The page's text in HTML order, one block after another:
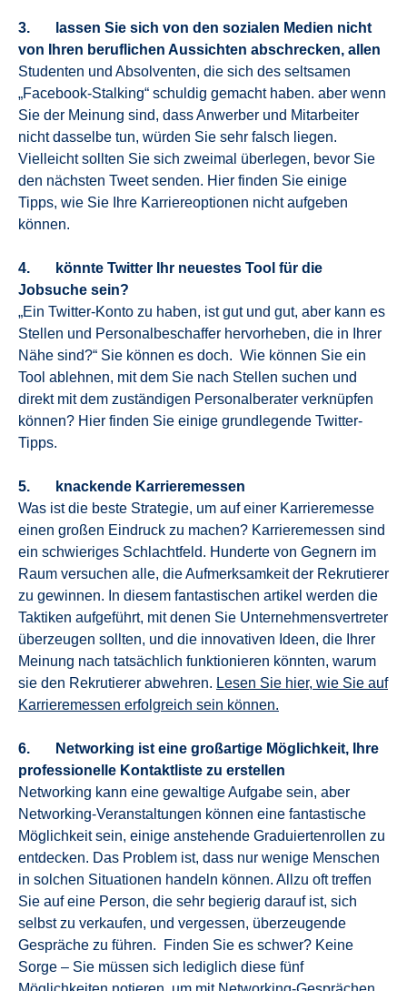
3. lassen Sie sich von den sozialen Medien nicht
von Ihren beruflichen Aussichten abschrecken, allen
Studenten und Absolventen, die sich des seltsamen
„Facebook-Stalking“ schuldig gemacht haben. aber wenn
Sie der Meinung sind, dass Anwerber und Mitarbeiter
nicht dasselbe tun, würden Sie sehr falsch liegen.
Vielleicht sollten Sie sich zweimal überlegen, bevor Sie
den nächsten Tweet senden. Hier finden Sie einige
Tipps, wie Sie Ihre Karriereoptionen nicht aufgeben
können.
4. könnte Twitter Ihr neuestes Tool für die
Jobsuche sein?
„Ein Twitter-Konto zu haben, ist gut und gut, aber kann es
Stellen und Personalbeschaffer hervorheben, die in Ihrer
Nähe sind?“ Sie können es doch. Wie können Sie ein
Tool ablehnen, mit dem Sie nach Stellen suchen und
direkt mit dem zuständigen Personalberater verknüpfen
können? Hier finden Sie einige grundlegende Twitter-
Tipps.
5. knackende Karrieremessen
Was ist die beste Strategie, um auf einer Karrieremesse
einen großen Eindruck zu machen? Karrieremessen sind
ein schwieriges Schlachtfeld. Hunderte von Gegnern im
Raum versuchen alle, die Aufmerksamkeit der Rekrutierer
zu gewinnen. In diesem fantastischen artikel werden die
Taktiken aufgeführt, mit denen Sie Unternehmensvertreter
überzeugen sollten, und die innovativen Ideen, die Ihrer
Meinung nach tatsächlich funktionieren könnten, warum
sie den Rekrutierer abwehren. Lesen Sie hier, wie Sie auf
Karrieremessen erfolgreich sein können.
6. Networking ist eine großartige Möglichkeit, Ihre
professionelle Kontaktliste zu erstellen
Networking kann eine gewaltige Aufgabe sein, aber
Networking-Veranstaltungen können eine fantastische
Möglichkeit sein, einige anstehende Graduiertenrollen zu
entdecken. Das Problem ist, dass nur wenige Menschen
in solchen Situationen handeln können. Allzu oft treffen
Sie auf eine Person, die sehr begierig darauf ist, sich
selbst zu verkaufen, und vergessen, überzeugende
Gespräche zu führen. Finden Sie es schwer? Keine
Sorge – Sie müssen sich lediglich diese fünf